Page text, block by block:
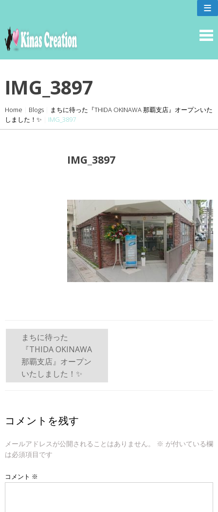
content
≡
IMG_3897
Home Blogs
まちに待った『THIDA OKINAWA 那覇支店』オープンいた
しました！✨
IMG_3897
IMG_3897
ゲ
ー
シ
ョ
ン
まちに待った
『THIDA OKINAWA
那覇支店』オープン
いたしました！✨
コメントを残す
メールアドレスが公開されることはありません。 ※ が付いている欄
は必須項目です
コメント ※